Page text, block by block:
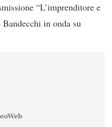
“L’imprenditore e
in onda su